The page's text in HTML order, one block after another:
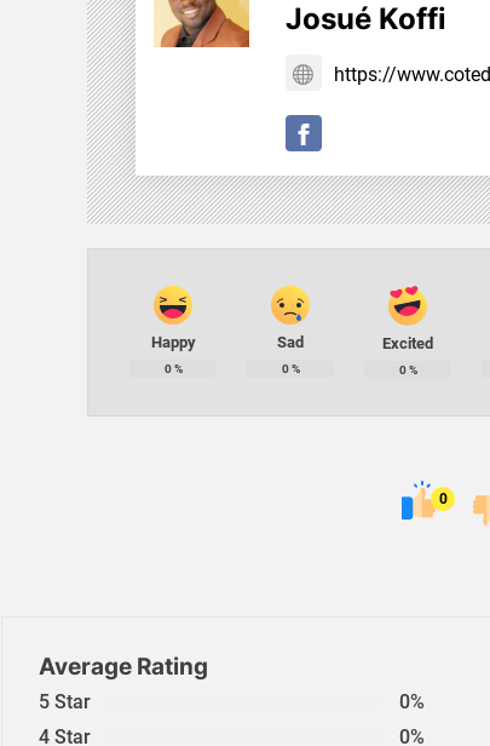
Josué Koffi
https://
Happy
0%
Sad
0%
Excited
0%
0
Average Rating
5 Star
0%
4 Star
0%